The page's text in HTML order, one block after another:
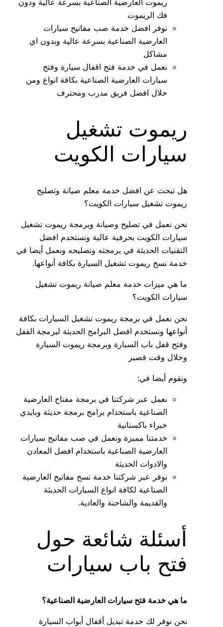
ريموت العارضية الصناعية بسرعة عالية ودون
فك الريموت
نوفر افضل خدمة صب مفاتيح سيارات
العارضية الصناعية بسرعة عالية وبدون اي
مشاكل
نعمل في خدمة فتح اقفال سيارة وفتح
سيارات العارضية الصناعية بكافة انواع ومن
خلال افضل فريق مدرب ومحترف
ريموت تشغيل
سيارات الكويت
هل تبحث عن افضل خدمة معلم صيانة وتصليح
ريموت تشغيل سيارات الكويت؟
نحن نعمل في تصليح وصيانة وبرمجة ريموت تشغيل
سيارات الكويت بحرفية عالية ونستخدم افضل
التقنيات الحديثة في برمجته وتصليحه ونعمل أيضا في
خدمة نسخ ريموت تشغيل السيارة بكافة أنواعها.
ما هي ميزات خدمة معلم صيانة ريموت تشغيل
سيارات الكويت؟
نحن نعمل في برمجة ريموت تشغيل السيارات بكافة
أنواعها ونستخدم افضل البرامج الحديثة لبرمجة القفل
وفتح قفل باب السيارة وبرمجة ريموت السيارة
وخلال وقت قصير
ونقوم أيضا في:
نعمل عبر شركتنا في برمجة مفتاح العارضية
الصناعية باستخدام برامج برمجة حديثة وبايدي
خبراء باكستانية
خدمتنا مميزة ونعمل في صب مفاتيح سيارات
العارضية الصناعية باستخدام افضل المعادن
والادوات الحديثة
نوفر عبر شركتنا خدمة نسخ مفاتيح العارضية
الصناعية لكافة انواع السيارات الحديثة
والقديمة والشاحنة والعادية.
أسئلة شائعة حول
فتح باب سيارات
ما هي خدمة فتح سيارات العارضية الصناعية؟
نحن نوفر لك خدمة تبديل أقفال أبواب السيارة